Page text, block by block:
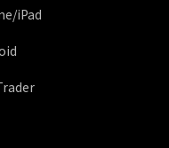
iPad